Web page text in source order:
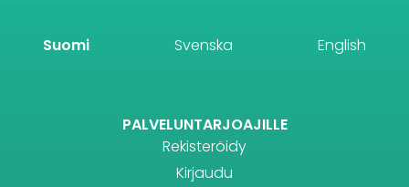
Suomi Svenska English
PALVELUNTARJOAJILLE
Rekisteröidy
Kirjaudu